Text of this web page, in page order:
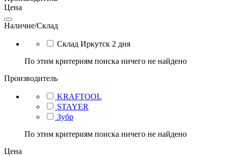
Цена
Наличие/Склад
Склад Иркутск 2 дня
По этим критериям поиска ничего не найдено
Производитель
KRAFTOOL
STAYER
Зубр
По этим критериям поиска ничего не найдено
Цена